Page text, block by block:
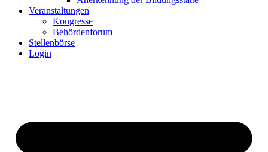
Veranstaltungen
Kongresse
Behördenforum
Stellenbörse
Login